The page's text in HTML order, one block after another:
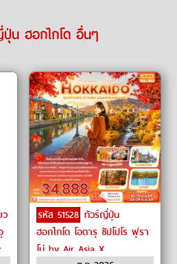
ฮอกไกโด อื่นๆ
รหัส 51528 ทัวร์ญี่ปุ่น
ฮอกไกโด โอตารุ ซัปโปโร ฟุรา
โน่ by Air Asia X